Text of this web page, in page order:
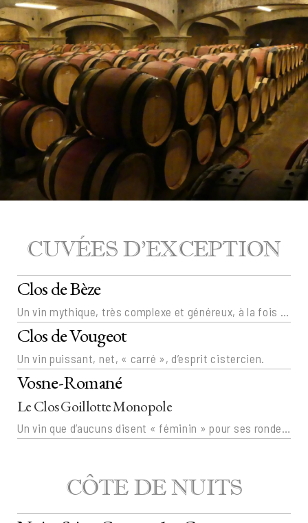
CUVÉES D’EXCEPTION
Clos de Bèze
Clos de Vougeot
Un vin puissant, net, « carré », d’esprit cistercien.
Vosne-Romané
Le Clos Goillotte Monopole
CÔTE DE NUITS